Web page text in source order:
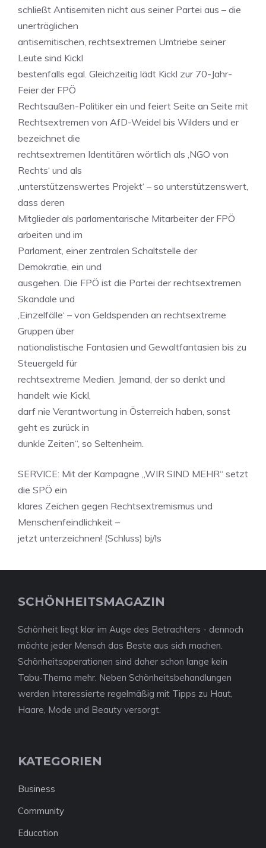
schließt Antisemiten nicht aus seiner Partei aus – die
unerträglichen
antisemitischen, rechtsextremen Umtriebe seiner
Leute sind Kickl
bestenfalls egal. Gleichzeitig lädt Kickl zur 70-Jahr-
Feier der FPÖ
Rechtsaußen-Politiker ein und feiert Seite an Seite mit
Rechtsextremen von AfD-Weidel bis Wilders und er
bezeichnet die
rechtsextremen Identitären wörtlich als ‚NGO von
Rechts‘ und als
‚unterstützenswertes Projekt‘ – so unterstützenswert,
dass deren
Mitglieder als parlamentarische Mitarbeiter der FPÖ
arbeiten und im
Parlament, einer zentralen Schaltstelle der
Demokratie, ein und
ausgehen. Die FPÖ ist die Partei der rechtsextremen
Skandale und
‚Einzelfälle‘ – von Geldspenden an rechtsextreme
Gruppen über
nationalistische Fantasien und Gewaltfantasien bis zu
Steuergeld für
rechtsextreme Medien. Jemand, der so denkt und
handelt wie Kickl,
darf nie Verantwortung in Österreich haben, sonst
geht es zurück in
dunkle Zeiten“, so Seltenheim.
SERVICE: Mit der Kampagne „WIR SIND MEHR“ setzt
die SPÖ ein
klares Zeichen gegen Rechtsextremismus und
Menschenfeindlichkeit –
jetzt unterzeichnen! (Schluss) bj/ls
SCHÖNHEITSMAGAZIN
Schönheit liegt klar im Auge des Betrachters - dennoch
möchte jeder Mensch das Beste aus sich machen.
Schönheitsoperationen sind daher schon lange kein
Tabu-Thema mehr. Neben Schönheitsbehandlungen
werden Interessierte regelmäßig mit Tipps zu Haut,
Haare, Mode und Beauty versorgt.
KATEGORIEN
Business
Community
Education